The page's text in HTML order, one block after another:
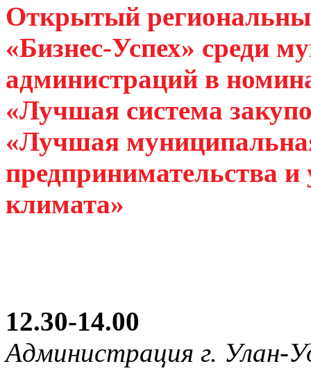
Открытый
«Бизнес-Успех» среди
администраций в
«Лучшая система
«Лучшая
предпринимательства
климата»
12.30-14.00
Администрация г. Улан-